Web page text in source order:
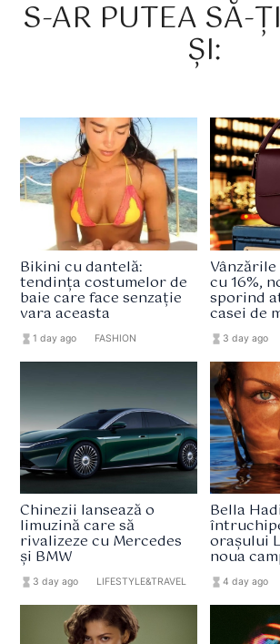
S-AR PUTEA SĂ-
ȘI:
Bikini cu dantelă:
tendința costumelor de
baie care face senzație
vara aceasta
hourglass_full1 day ago FASHION
cu 16%,
sporind
casei de
hourglass_full 3 day ago
Chinezii lansează o
limuzină care să
rivalizeze cu Mercedes
și BMW
hourglass_full 3 day ago LIFESTYLE&TRAVEL
Bella
orașului
noua
hourglass_full 4 day ago